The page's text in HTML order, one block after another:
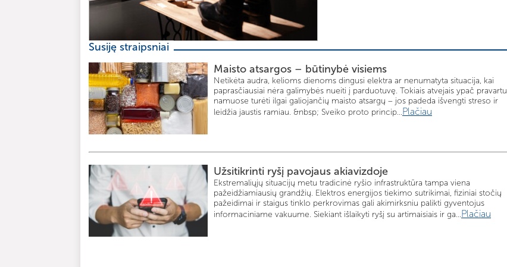
Susiję straipsniai
Maisto atsargos – būtinybė visiems
Netikėta audra, kelioms dienoms dingusi elektra ar nenumatyta situacija, kai
paprasčiausiai nėra galimybės nueiti į parduotuvę. Tokiais atvejais ypač pravartu
namuose turėti ilgai galiojančių maisto atsargų – jos padeda išvengti streso ir
leidžia jaustis ramiau. &nbsp; Sveiko proto princip...Plačiau
Užsitikrinti ryšį pavojaus akiavizdoje
Ekstremaliųjų situacijų metu tradicinė ryšio infrastruktūra tampa viena
pažeidžiamiausių grandžių. Elektros energijos tiekimo sutrikimai, fiziniai stočių
pažeidimai ir staigus tinklo perkrovimas gali akimirksniu palikti gyventojus
informaciniame vakuume. Siekiant išlaikyti ryšį su artimaisiais ir ga...Plačiau